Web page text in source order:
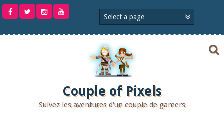
Aller
Couple of Pixels
Suivez les aventures d'un couple de gamers